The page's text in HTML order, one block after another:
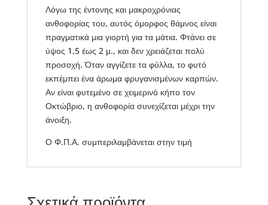
Λόγω της έντονης και μακροχρόνιας
ανθοφορίας του, αυτός όμορφος θάμνος είναι
πραγματικά μια γιορτή για τα μάτια. Φτάνει σε
ύψος 1,5 έως 2 μ., και δεν χρειάζεται πολύ
προσοχή. Όταν αγγίζετε τα φύλλα, το φυτό
εκπέμπει ένα άρωμα φρυγανισμένων καρπών.
Αν είναι φυτεμένο σε χειμερινό κήπο τον
Οκτώβριο, η ανθοφορία συνεχίζεται μέχρι την
άνοιξη.
Ο Φ.Π.Α. συμπεριλαμβάνεται στην τιμή